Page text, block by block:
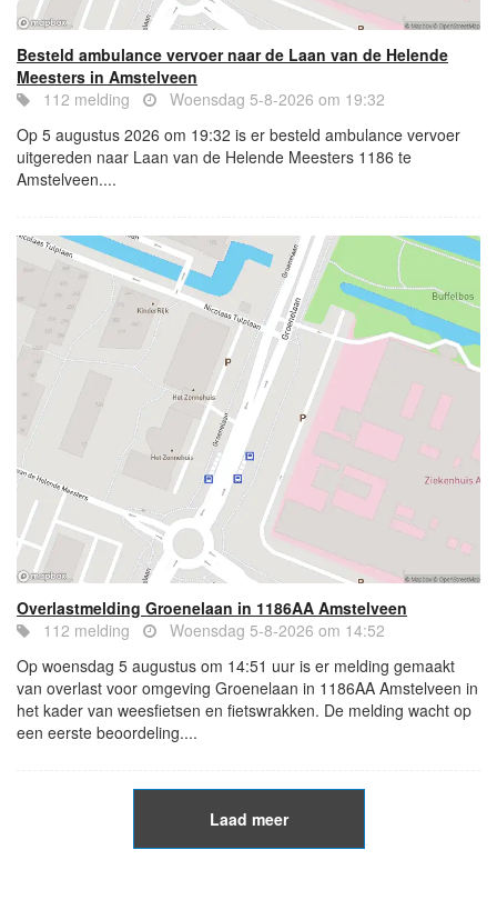
Besteld ambulance vervoer naar de Laan van de Helende
Meesters in Amstelveen
112 melding
Woensdag 5-8-2026 om 19:32
Op 5 augustus 2026 om 19:32 is er besteld ambulance vervoer
uitgereden naar Laan van de Helende Meesters 1186 te
Amstelveen....
Overlastmelding Groenelaan in 1186AA Amstelveen
112 melding
Woensdag 5-8-2026 om 14:52
Op woensdag 5 augustus om 14:51 uur is er melding gemaakt
van overlast voor omgeving Groenelaan in 1186AA Amstelveen in
het kader van weesfietsen en fietswrakken. De melding wacht op
een eerste beoordeling....
Laad meer